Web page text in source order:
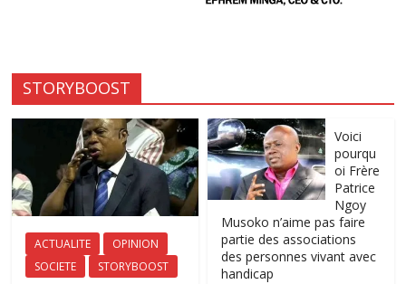
STORYBOOST
ACTUALITE
OPINION
SOCIETE
STORYBOOST
Voici
pourqu
oi Frère
Patrice
Ngoy
Musoko n’aime pas faire
partie des associations
des personnes vivant avec
handicap